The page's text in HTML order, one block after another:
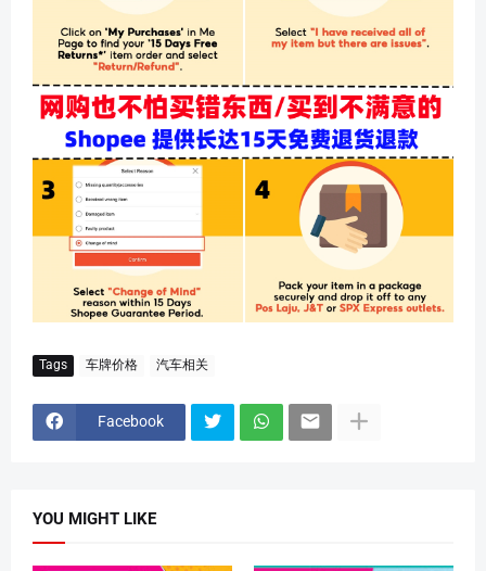
Tags 车牌价格 汽车相关
Facebook
YOU MIGHT LIKE